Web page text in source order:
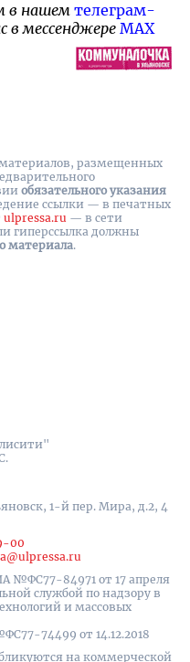
в нашем телеграм-
в мессенджере MAX
1-й пер. Мира, д.2, 4
00
№ФС77-84971 от 17 апреля
службой по надзору в
и массовых
74499 от 14.12.2018
на коммерческой
размещенных
обязательного указания
ссылки — в печатных
ulpressa.ru — в сети
гиперссылка должны
материала.